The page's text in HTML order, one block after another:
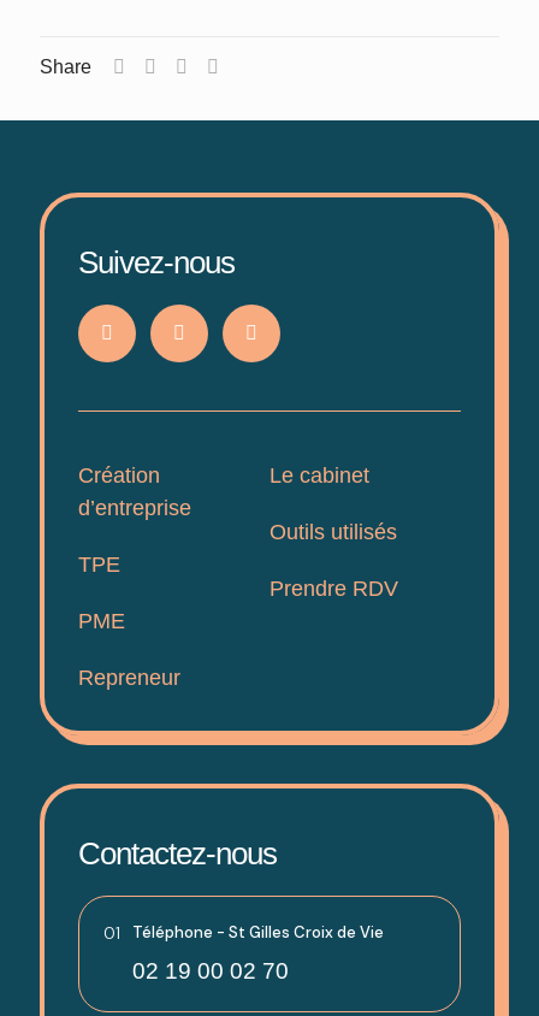
Share
Suivez-nous
Création
d’entreprise
TPE
PME
Repreneur
Le cabinet
Outils utilisés
Prendre RDV
Contactez-nous
01 Téléphone - St Gilles Croix de Vie
02 19 00 02 70